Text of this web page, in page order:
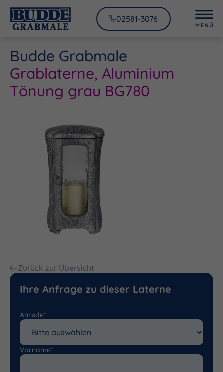
02581-3076
Budde Grabmale
Grablaterne, Aluminium
Tönung grau BG780
Zurück zur Übersicht
Ihre Anfrage zu dieser Laterne
Anrede*
Vorname*